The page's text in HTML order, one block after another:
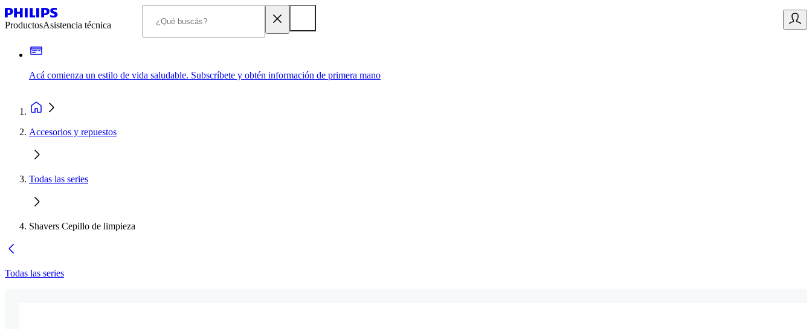
ProductosAsistencia técnica
Acá comienza un estilo de vida saludable. Subscríbete y obtén información de primera mano
Accesorios y repuestos
Todas las series
Shavers Cepillo de limpieza
Todas las series